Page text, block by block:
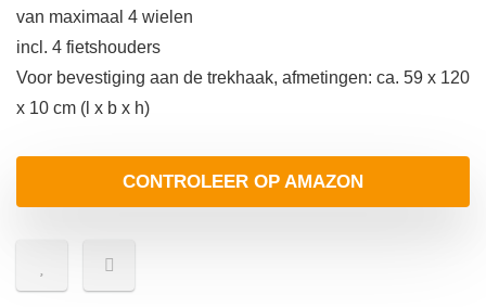
van maximaal 4 wielen
incl. 4 fietshouders
Voor bevestiging aan de trekhaak, afmetingen: ca. 59 x 120
x 10 cm (l x b x h)
CONTROLEER OP AMAZON